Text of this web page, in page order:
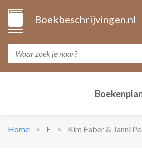
Boekbeschrijvingen.nl
Home F Kim Faber & Janni